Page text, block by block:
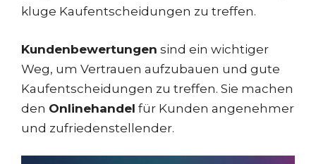
kluge Kaufentscheidungen zu treffen.
Kundenbewertungen sind ein wichtiger
Weg, um Vertrauen aufzubauen und gute
Kaufentscheidungen zu treffen. Sie machen
den Onlinehandel für Kunden angenehmer
und zufriedenstellender.